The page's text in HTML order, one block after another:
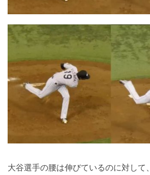
大谷選手の腰は伸びているのに対して